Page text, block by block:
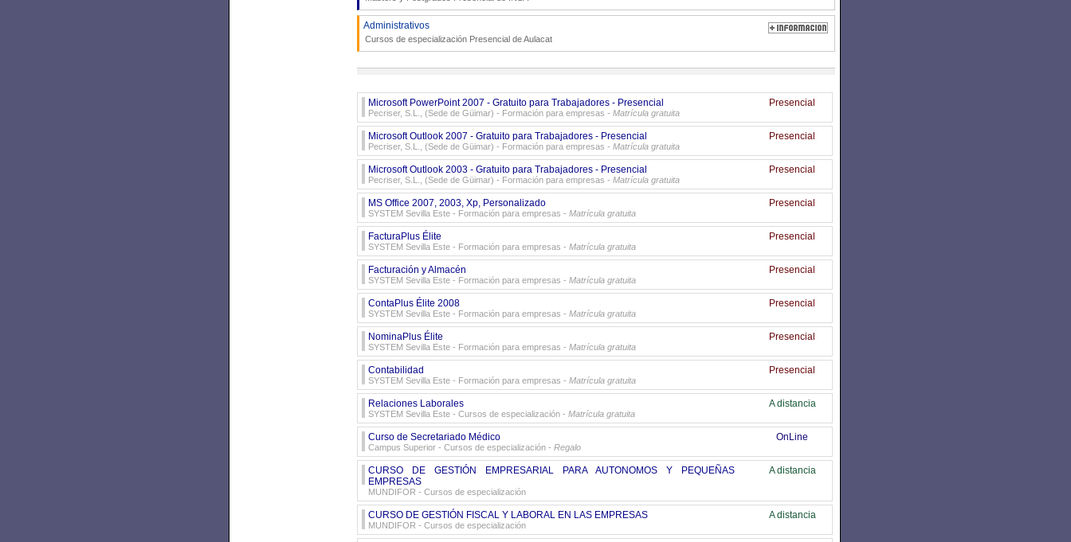
Administrativos
Cursos de especialización Presencial deAulacat
Microsoft PowerPoint 2007 - Gratuito para Trabajadores - Presencial
Pecriser, S.L., (Sede de Güimar) - Formación para empresas - Matrícula gratuita
Presencial
Microsoft Outlook 2007 - Gratuito para Trabajadores - Presencial
Pecriser, S.L., (Sede de Güimar) - Formación para empresas - Matrícula gratuita
Presencial
Microsoft Outlook 2003 - Gratuito para Trabajadores - Presencial
Pecriser, S.L., (Sede de Güimar) - Formación para empresas - Matrícula gratuita
Presencial
MS Office 2007, 2003, Xp, Personalizado
SYSTEM Sevilla Este - Formación para empresas - Matrícula gratuita
Presencial
FacturaPlus Élite
SYSTEM Sevilla Este - Formación para empresas - Matrícula gratuita
Presencial
Facturación y Almacén
SYSTEM Sevilla Este - Formación para empresas - Matrícula gratuita
Presencial
ContaPlus Élite 2008
SYSTEM Sevilla Este - Formación para empresas - Matrícula gratuita
Presencial
NominaPlus Élite
SYSTEM Sevilla Este - Formación para empresas - Matrícula gratuita
Presencial
Contabilidad
SYSTEM Sevilla Este - Formación para empresas - Matrícula gratuita
Presencial
Relaciones Laborales
SYSTEM Sevilla Este - Cursos de especialización - Matrícula gratuita
A distancia
Curso de Secretariado Médico
Campus Superior - Cursos de especialización - Regalo
OnLine
CURSO DE GESTIÓN EMPRESARIAL PARA AUTONOMOS Y PEQUEÑAS
EMPRESAS
MUNDIFOR - Cursos de especialización
A distancia
CURSO DE GESTIÓN FISCAL Y LABORAL EN LAS EMPRESAS
MUNDIFOR - Cursos de especialización
A distancia